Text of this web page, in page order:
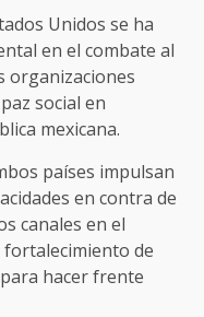
Unidos se ha
en el combate al
organizaciones
social en
mexicana.
países impulsan
en contra de
canales en el
de
hacer frente